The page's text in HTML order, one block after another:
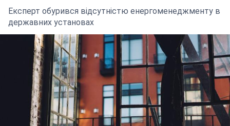
Експерт обурився відсутністю енергоменеджменту в
державних установах